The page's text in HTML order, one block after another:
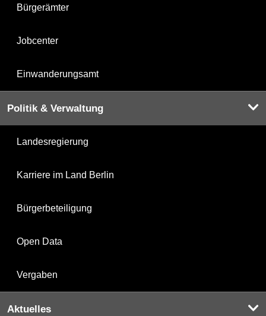
Bürgerämter
Jobcenter
Einwanderungsamt
Politik & Verwaltung
Landesregierung
Karriere im Land Berlin
Bürgerbeteiligung
Open Data
Vergaben
Aktuelles